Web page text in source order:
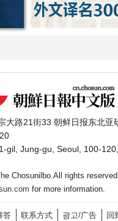
大路21街33 朝鲜日报东北亚
gil, Jung-gu, Seoul, 100-
Chosunilbo.All rights
for more information.
答 联系方式 광고/广告 回